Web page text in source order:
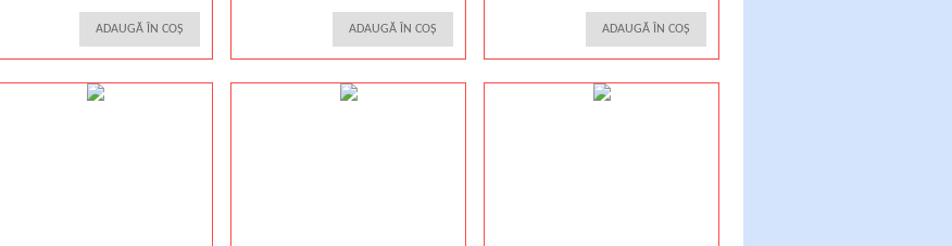
ADAUGĂ ÎN COȘ ADAUGĂ ÎN COȘ ADAUGĂ ÎN COȘ